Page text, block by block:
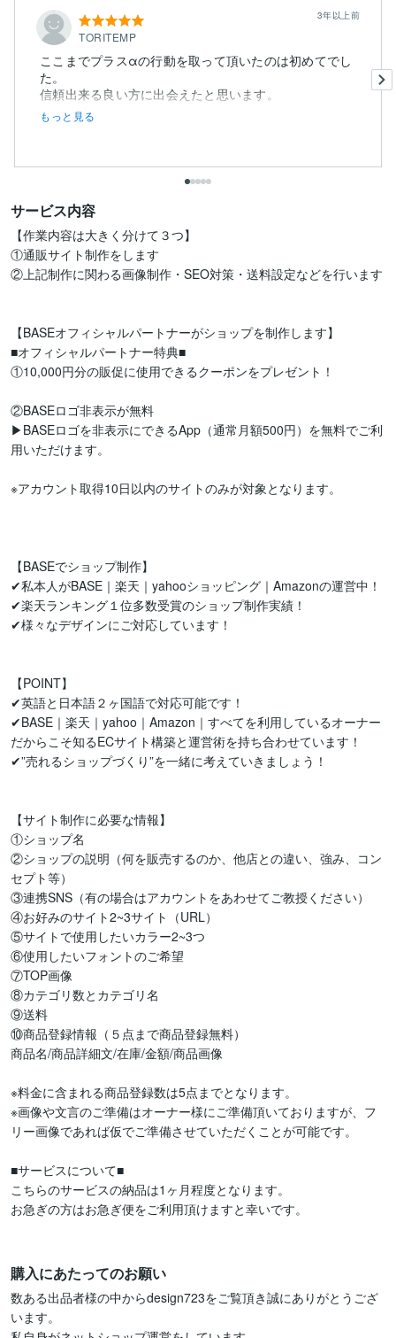
TORITEMP
3年以上前
ここまでプラスαの行動を取って頂いたのは初めてでし
た。
信頼出来る良い方に出会えたと思います。
おすすめします。
もっと見る
サービス内容
【作業内容は大きく分けて３つ】
①通販サイト制作をします
②上記制作に関わる画像制作・SEO対策・送料設定などを行います
【BASEオフィシャルパートナーがショップを制作します】
■オフィシャルパートナー特典■
①10,000円分の販促に使用できるクーポンをプレゼント！
②BASEロゴ非表示が無料
▶︎BASEロゴを非表示にできるApp（通常月額500円）を無料でご利
用いただけます。
※アカウント取得10日以内のサイトのみが対象となります。
【BASEでショップ制作】
✔私本人がBASE｜楽天｜yahooショッピング｜Amazonの運営中！
✔楽天ランキング１位多数受賞のショップ制作実績！
✔様々なデザインにご対応しています！
【POINT】
✔英語と日本語２ヶ国語で対応可能です！
✔BASE｜楽天｜yahoo｜Amazon｜すべてを利用しているオーナー
だからこそ知るECサイト構築と運営術を持ち合わせています！
✔”売れるショップづくり”を一緒に考えていきましょう！
【サイト制作に必要な情報】
①ショップ名
②ショップの説明（何を販売するのか、他店との違い、強み、コン
セプト等）
③連携SNS（有の場合はアカウントをあわせてご教授ください）
④お好みのサイト2~3サイト（URL）
⑤サイトで使用したいカラー2~3つ
⑥使用したいフォントのご希望
⑦TOP画像
⑧カテゴリ数とカテゴリ名
⑨送料
⑩商品登録情報（５点まで商品登録無料）
商品名/商品詳細文/在庫/金額/商品画像
※料金に含まれる商品登録数は5点までとなります。
※画像や文言のご準備はオーナー様にご準備頂いておりますが、フ
リー画像であれば仮でご準備させていただくことが可能です。
■サービスについて■
こちらのサービスの納品は1ヶ月程度となります。
お急ぎの方はお急ぎ便をご利用頂けますと幸いです。
購入にあたってのお願い
数ある出品者様の中からdesign723をご覧頂き誠にありがとうござ
います。